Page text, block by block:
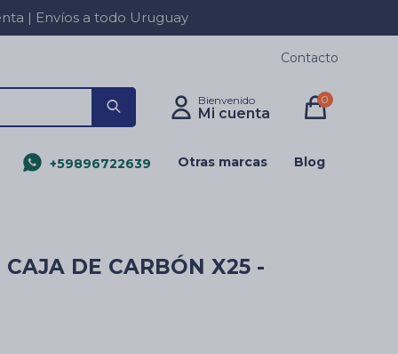
| Envíos a todo Uruguay
+59896722639 Otras marcas Blog
0
Contacto
DE CARBÓN X25 -